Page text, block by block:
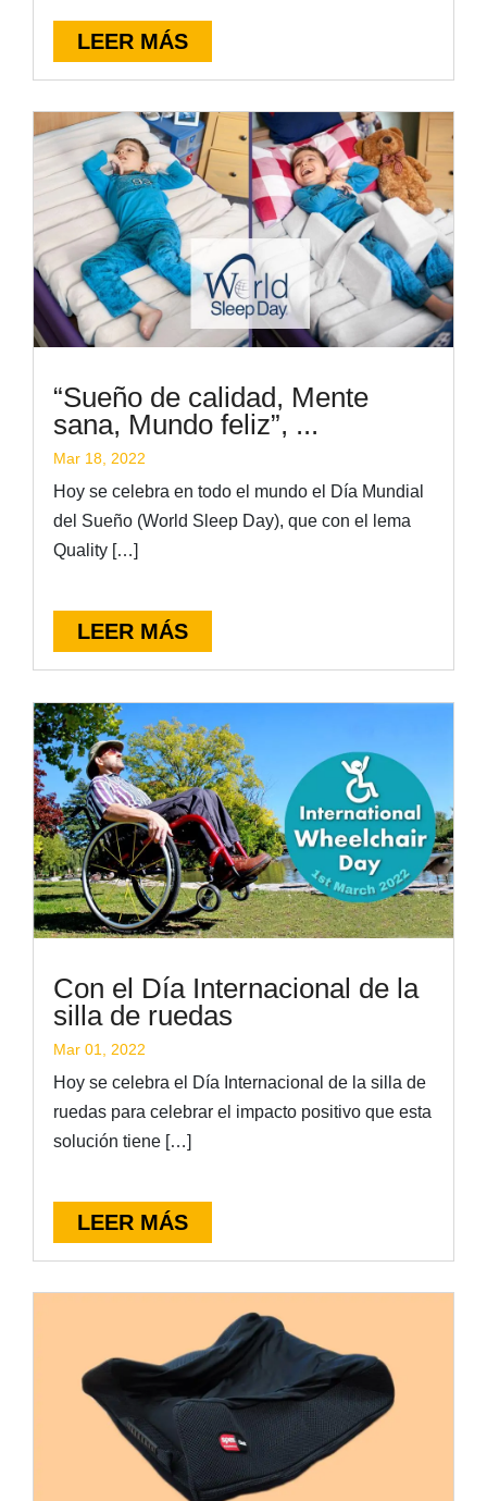
LEER MÁS
“Sueño de calidad, Mente
sana, Mundo feliz”, ...
Mar 18, 2022
Hoy se celebra en todo el mundo el Día Mundial
del Sueño (World Sleep Day), que con el lema
Quality […]
LEER MÁS
Con el Día Internacional de la
silla de ruedas
Mar 01, 2022
Hoy se celebra el Día Internacional de la silla de
ruedas para celebrar el impacto positivo que esta
solución tiene […]
LEER MÁS